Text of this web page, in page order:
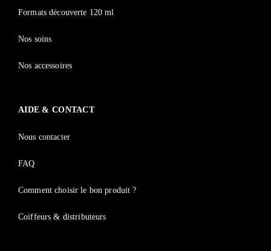
Formats découverte 120 ml
Nos soins
Nos accessoires
AIDE & CONTACT
Nous contacter
FAQ
Comment choisir le bon produit ?
Coiffeurs & distributeurs